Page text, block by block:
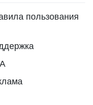
пользования